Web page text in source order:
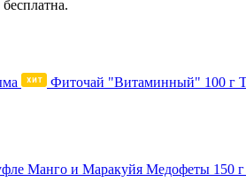
Фиточай "Витаминный" 100 г
Манго и Маракуйя Медофеты 150 г